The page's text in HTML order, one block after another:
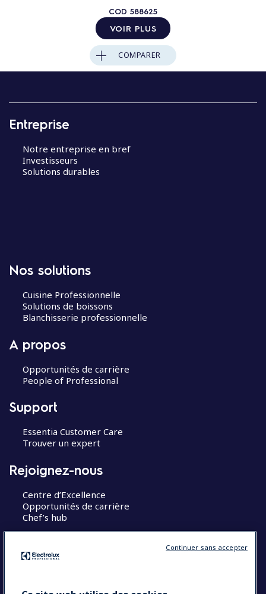
COD 588625
VOIR PLUS
COMPARER
Entreprise
Notre entreprise en bref
Investisseurs
Solutions durables
Nos solutions
Cuisine Professionnelle
Solutions de boissons
Blanchisserie professionnelle
A propos
Opportunités de carrière
People of Professional
Support
Essentia Customer Care
Trouver un expert
Rejoignez-nous
Centre d’Excellence
Opportunités de carrière
Chef’s hub
Continuer sans accepter